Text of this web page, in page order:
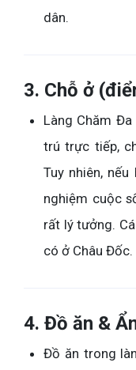
dân.
3. Chỗ ở
Làng Chăm
trú trực tiếp,
Tuy nhiên,
nghiệm cuộc
rất lý tưởng.
có ở Châu Đốc.
4. Đồ ăn &
Đồ ăn trong